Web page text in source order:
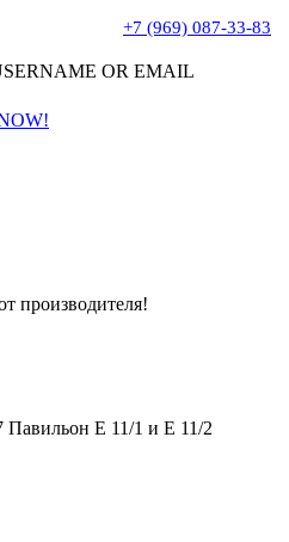
OR EMAIL
+7 (969) 087-33-83
производителя!
Е 11/1 и Е 11/2